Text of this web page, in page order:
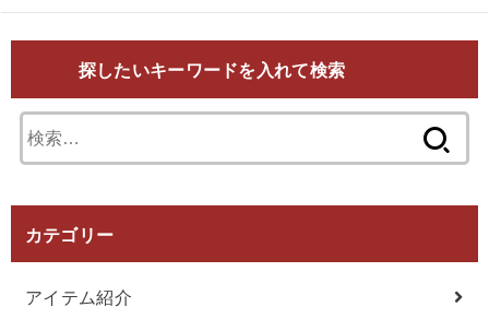
探したいキーワードを入れて検索
索:
カテゴリー
アイテム紹介